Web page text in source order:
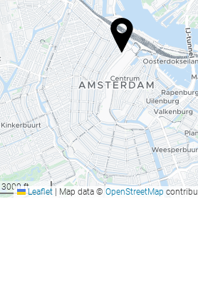
3000 ftLeaflet Map data © OpenStreetMap